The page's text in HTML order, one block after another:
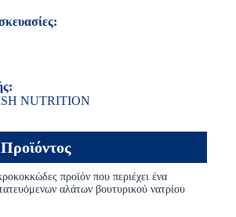
NUTRITION
προϊόν που περιέχει ένα
αλάτων βουτυρικού νατρίου